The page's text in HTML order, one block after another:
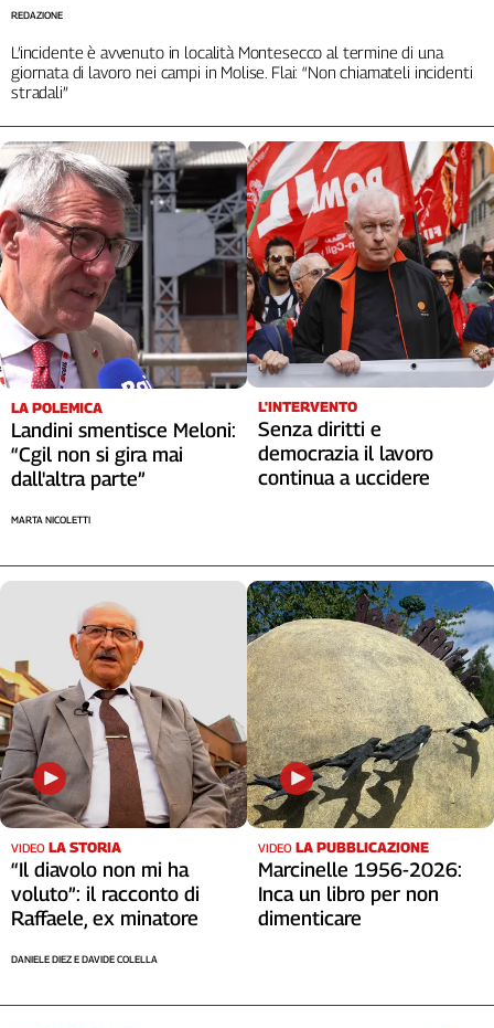
L’incidente è avvenuto in località Montesecco al termine di una
giornata di lavoro nei campi in Molise. Flai: “Non chiamateli incidenti
stradali”
REDAZIONE
LA POLEMICA
Landini smentisce Meloni:
“Cgil non si gira mai
dall'altra parte”
MARTA NICOLETTI
L'INTERVENTO
Senza diritti e
democrazia il lavoro
continua a uccidere
VIDEO LA STORIA
“Il diavolo non mi ha
voluto”: il racconto di
Raffaele, ex minatore
DANIELE DIEZ E DAVIDE COLELLA
VIDEO LA PUBBLICAZIONE
Marcinelle 1956-2026:
Inca un libro per non
dimenticare